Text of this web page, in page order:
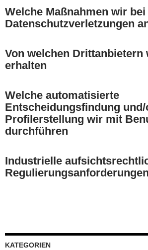
Welche Maßnahmen wir bei
Datenschutzverletzungen
Von welchen Drittanbietern
erhalten
Welche automatisierte
Entscheidungsfindung
Profilerstellung wir mit
durchführen
Industrielle
Regulierungsanforderungen
KATEGORIEN